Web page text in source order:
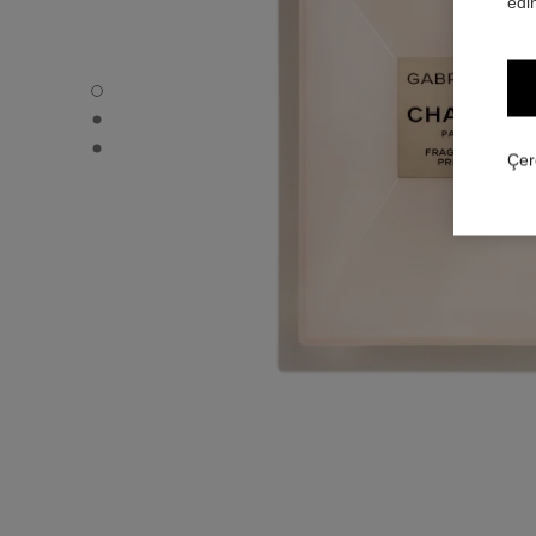
GABRIELLE CHANEL - Varsayılan görünüm
GABRIELLE CHANEL - Alternatif görünüm 1
GABRIELLE CHANEL - Temel doku görünümü